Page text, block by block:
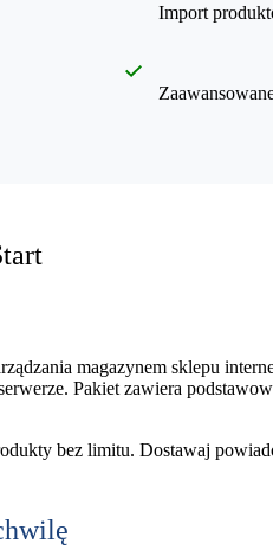
Import
magazynem sklepu
Pakiet zawiera
bez limitu. Dostawaj